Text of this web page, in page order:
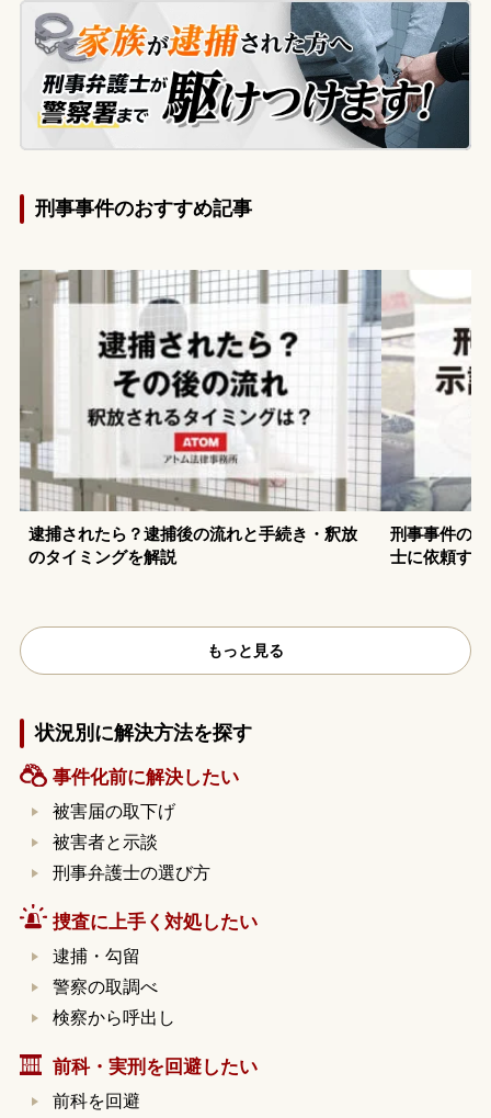
は撮影の事実は確認されませんでしたが、
後に警察から、現場付近でSDカードが発見
されたとの連絡も入りました。警察からは
当事者間での話し合いによる解決を勧めら
れ、その時点では正式に事件化されません
でした。しかし、事件が蒸し返されること
を懸念し、確実に解決するために示談をし
相談に来られました。
刑事事件のおすすめ記事
逮捕されたら？逮捕後の流れと手続き・釈放
のタイミングを解説
刑事事件の
士に依頼す
もっと見る
状況別に解決方法を探す
事件化前に解決したい
被害届の取下げ
被害者と示談
刑事弁護士の選び方
捜査に上手く対処したい
逮捕・勾留
警察の取調べ
検察から呼出し
前科・実刑を回避したい
前科を回避